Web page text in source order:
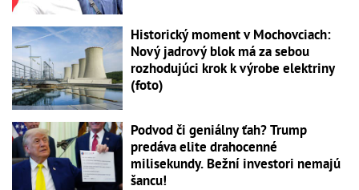
Historický moment v Mochovciach:
Nový jadrový blok má za sebou
rozhodujúci krok k výrobe elektriny
(foto)
Podvod či geniálny ťah? Trump
predáva elite drahocenné
milisekundy. Bežní investori nemajú
šancu!